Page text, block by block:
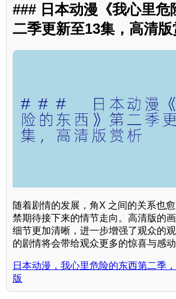
### 日本动漫《我心里危
二季更新至13集，高清版
随着剧情的发展，角X 之间的关系也
禁期待接下来的情节走向。高清版的
细节更加清晰，进一步增强了观众的
的剧情将会带给观众更多的惊喜与感动
日本动漫，我心里危险的东西第二季
版